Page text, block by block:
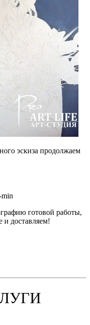
эскиза продолжаем
готовой работы,
и доставляем!